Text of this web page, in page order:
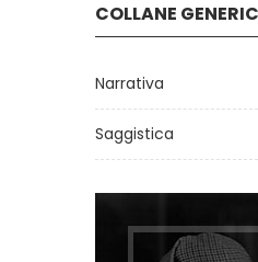
COLLANE
Narrativa
Saggistica